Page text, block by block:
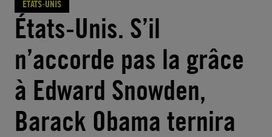
ÉTATS-UNIS
États-Unis. S’il
n’accorde pas la grâce
à Edward Snowden,
Barack Obama ternira